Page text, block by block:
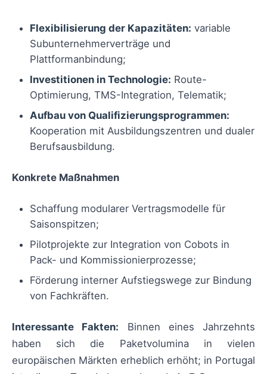
Flexibilisierung der Kapazitäten: variable
Subunternehmerverträge und
Plattformanbindung;
Investitionen in Technologie: Route-
Optimierung, TMS-Integration, Telematik;
Aufbau von Qualifizierungsprogrammen:
Kooperation mit Ausbildungszentren und dualer
Berufsausbildung.
Konkrete Maßnahmen
Schaffung modularer Vertragsmodelle für
Saisonspitzen;
Pilotprojekte zur Integration von Cobots in
Pack- und Kommissionierprozesse;
Förderung interner Aufstiegswege zur Bindung
von Fachkräften.
Interessante Fakten: Binnen eines Jahrzehnts
haben sich die Paketvolumina in vielen
europäischen Märkten erheblich erhöht; in Portugal